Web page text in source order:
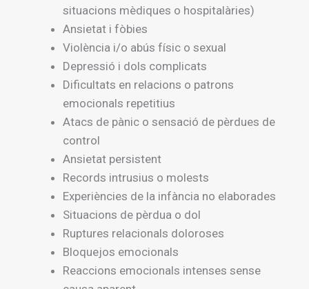
situacions mèdiques o hospitalàries)
Ansietat i fòbies
Violència i/o abús físic o sexual
Depressió i dols complicats
Dificultats en relacions o patrons
emocionals repetitius
Atacs de pànic o sensació de pèrdues de
control
Ansietat persistent
Records intrusius o molests
Experiències de la infància no elaborades
Situacions de pèrdua o dol
Ruptures relacionals doloroses
Bloquejos emocionals
Reaccions emocionals intenses sense